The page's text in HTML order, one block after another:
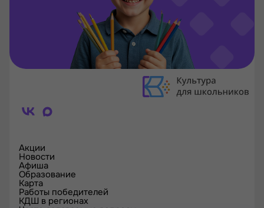
Акции
Новости
Афиша
Образование
Карта
Работы победителей
КДШ в регионах